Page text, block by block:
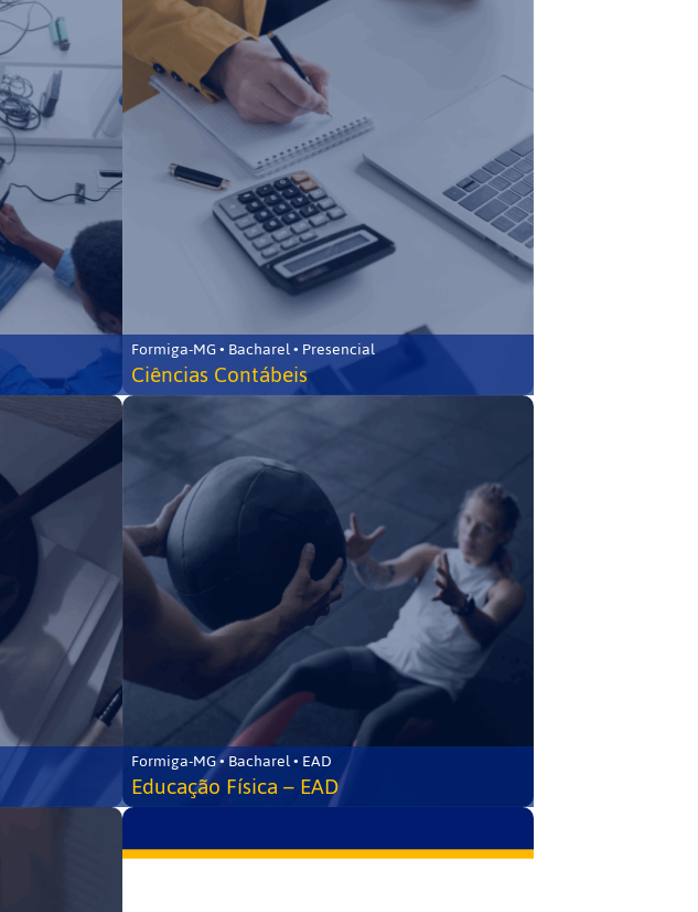
Formiga-MG • Bacharel • Presencial
Ciências Contábeis
Formiga-MG • Bacharel • EAD
Educação Física – EAD